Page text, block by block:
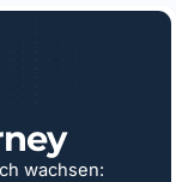
wachsen: